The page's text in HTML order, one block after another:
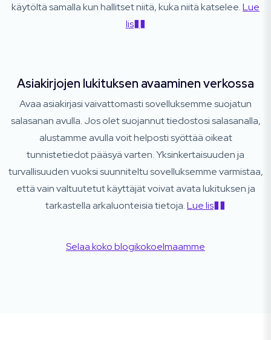
käytöltä samalla kun hallitset niitä, kuka niitä katselee.Lue
lis��
Asiakirjojen lukituksen avaaminen verkossa
Avaa asiakirjasi vaivattomasti sovelluksemme suojatun
salasanan avulla. Jos olet suojannut tiedostosi salasanalla,
alustamme avulla voit helposti syöttää oikeat
tunnistetiedot pääsyä varten. Yksinkertaisuuden ja
turvallisuuden vuoksi suunniteltu sovelluksemme varmistaa,
että vain valtuutetut käyttäjät voivat avata lukituksen ja
tarkastella arkaluonteisia tietoja.Lue lis��
Selaa koko blogikokoelmaamme